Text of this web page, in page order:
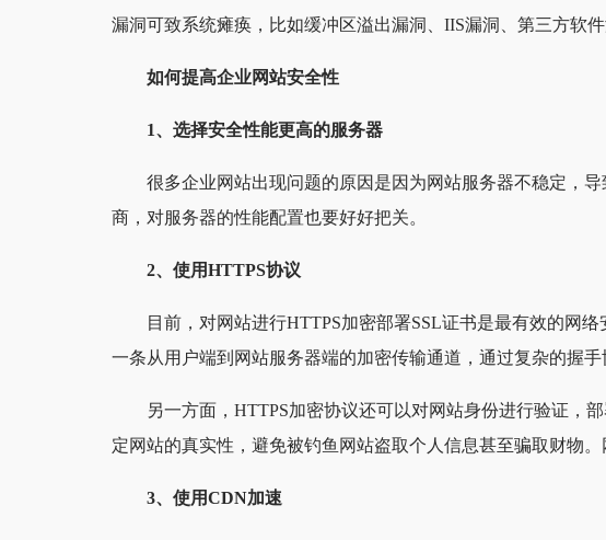
漏洞可致系统瘫痪，比如缓冲区溢出漏洞、IIS漏洞、第三方软件
如何提高企业网站安全性
1、选择安全性能更高的服务器
很多企业网站出现问题的原因是因为网站服务器不稳定，
商，对服务器的性能配置也要好好把关。
2、使用HTTPS协议
目前，对网站进行HTTPS加密部署SSL证书是最有效的网
一条从用户端到网站服务器端的加密传输通道，通过复杂的握
另一方面，HTTPS加密协议还可以对网站身份进行验证，
定网站的真实性，避免被钓鱼网站盗取个人信息甚至骗取财物
3、使用CDN加速